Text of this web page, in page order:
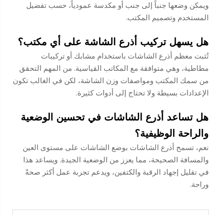
ويمكن وضعها جنباً إلى جنب أو مكدسة عمودياً، حسب تفضيل
المستخدم وتصميم المكتب.
هل يسهل تركيب أذرع الشاشة على أي مكتب؟
تُثبت معظم أذرع الشاشات باستخدام مشابك أو تركيبات
مطاطية، وهي متوافقة مع المكاتب القياسية. من المهم التحقق
من سمك المكتب ومواصفات وزن الشاشة، لكن في الغالب تكون
الإعدادات بسيطة ولا تحتاج إلى أدوات كثيرة.
هل تساعد أذرع الشاشات في تحسين الوضعية
والراحة الوظيفية؟
نعم، تسمح أذرع الشاشات بوضع الشاشات على مستوى العين
والمسافة الصحيحة، مما يعزز من الوضعية الجيدة. ويساعد هذا
في تقليل إجهاد الرقبة والكتفين، ويدعم تجربة عمل أكثر صحةً
وراحة.